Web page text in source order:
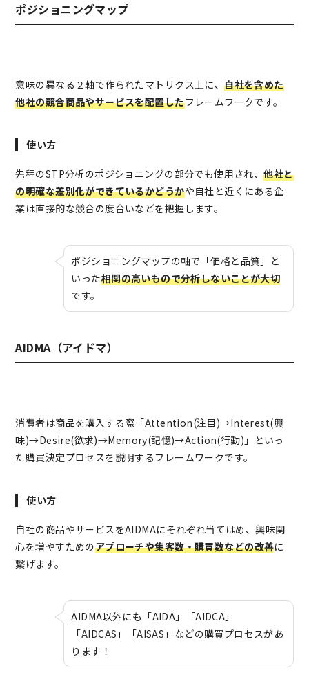
ポジショニングマップ
意味の異なる２軸で作られたマトリクス上に、自社を含めた
他社の競合商品やサービスを配置したフレームワークです。
使い方
先程のSTP分析のポジショニングの部分でも使用され、他社と
の明確な差別化ができているかどうかや自社と近くにある企
業は直接的な競合の度合いなどを把握します。
ポジショニングマップの軸で「価格と品質」と
いった相関の高いもので分析しないことが大切
です。
AIDMA（アイドマ）
消費者は商品を購入する際「Attention(注目)→Interest(興
味)→Desire(欲求)→Memory(記憶)→Action(行動)」といっ
た購買決定プロセスを説明するフレームワークです。
使い方
自社の商品やサービスをAIDMAにそれぞれ当てはめ、興味関
心を増やすためのアプローチや集客数・購買数などの改善に
繋げます。
AIDMA以外にも「AIDA」「AIDCA」
「AIDCAS」「AISAS」などの購買プロセスがあ
ります！